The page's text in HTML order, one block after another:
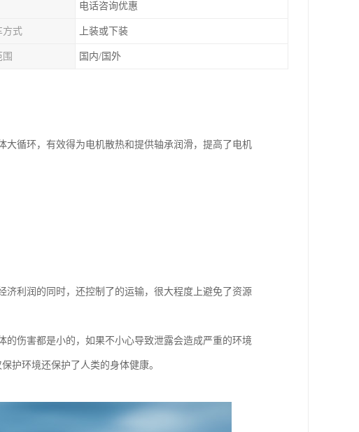
电话咨询优惠
方式 上装或下装
国内/国外
循环，有效得为电机散热和提供轴承润滑，提高了电机
利润的同时，还控制了的运输，很大程度上避免了资源
伤害都是小的，如果不小心导致泄露会造成严重的环境
护环境还保护了人类的身体健康。